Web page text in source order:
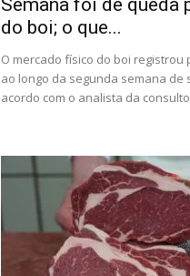
Semana foi de queda
do boi; o que...
O mercado físico do boi registrou
ao longo da segunda semana de
acordo com o analista da